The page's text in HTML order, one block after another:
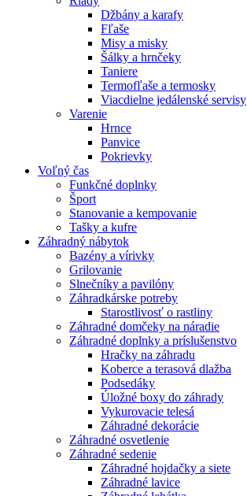
Džbány a karafy
Fľaše
Misy a misky
Šálky a hrnčeky
Taniere
Termofľaše a termosky
Viacdielne jedálenské servisy
Varenie
Hrnce
Panvice
Pokrievky
Voľný čas
Funkčné doplnky
Šport
Stanovanie a kempovanie
Tašky a kufre
Záhradný nábytok
Bazény a vírivky
Grilovanie
Slnečníky a pavilóny
Záhradkárske potreby
Starostlivosť o rastliny
Záhradné domčeky na náradie
Záhradné doplnky a príslušenstvo
Hračky na záhradu
Koberce a terasová dlažba
Podsedáky
Úložné boxy do záhrady
Vykurovacie telesá
Záhradné dekorácie
Záhradné osvetlenie
Záhradné sedenie
Záhradné hojdačky a siete
Záhradné lavice